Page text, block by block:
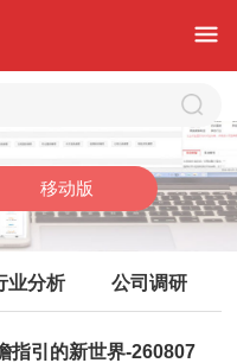
业分析 公司调研
指引的新世界-260807